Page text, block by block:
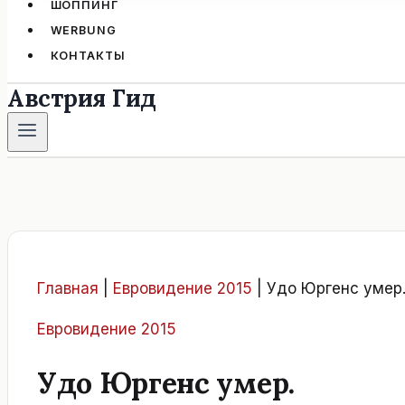
ШОППИНГ
WERBUNG
КОНТАКТЫ
Австрия Гид
Главная Евровидение 2015 Удо Юргенс умер.
Евровидение 2015
Удо Юргенс умер.